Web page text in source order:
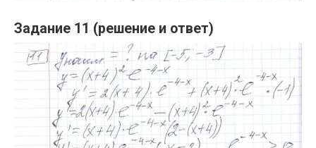
Задание 11 (решение и ответ)